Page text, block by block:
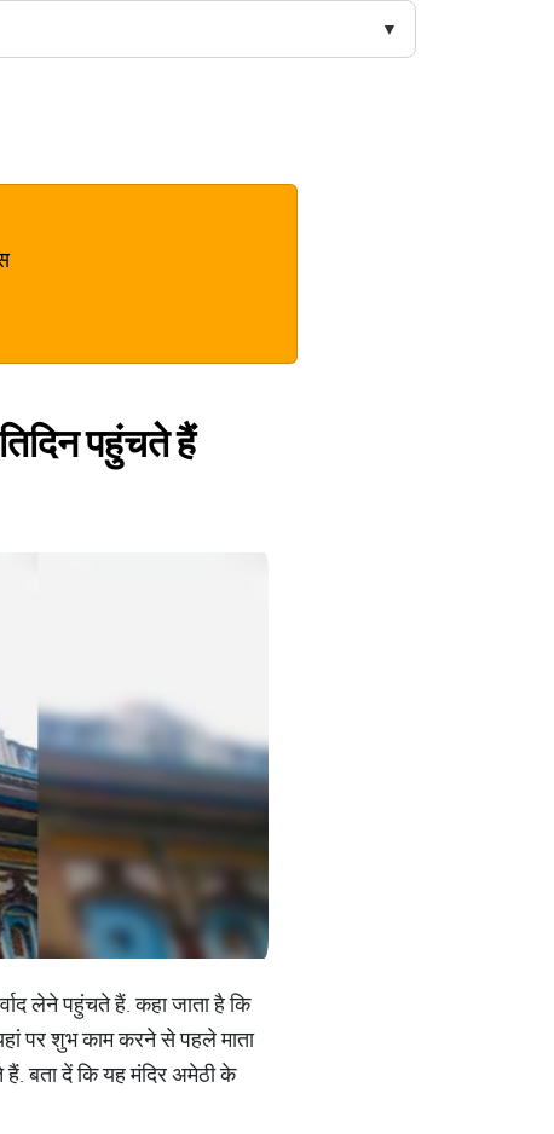
पहुंचते हैं
लेने पहुंचते हैं. कहा जाता है कि
पर शुभ काम करने से पहले माता
बता दें कि यह मंदिर अमेठी के